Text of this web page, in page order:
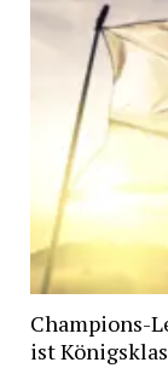
Champions-
ist